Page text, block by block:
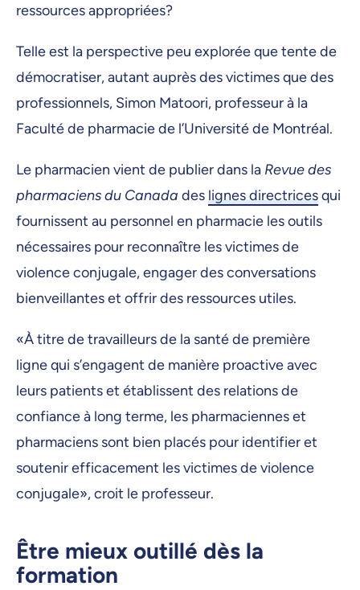
ressources appropriées?
Telle est la perspective peu explorée que tente de
démocratiser, autant auprès des victimes que des
professionnels, Simon Matoori, professeur à la
Faculté de pharmacie de l’Université de Montréal.
Le pharmacien vient de publier dans la Revue des
pharmaciens du Canada des lignes directricesqui
fournissent au personnel en pharmacie les outils
nécessaires pour reconnaître les victimes de
violence conjugale, engager des conversations
bienveillantes et offrir des ressources utiles.
«À titre de travailleurs de la santé de première
ligne qui s’engagent de manière proactive avec
leurs patients et établissent des relations de
confiance à long terme, les pharmaciennes et
pharmaciens sont bien placés pour identifier et
soutenir efficacement les victimes de violence
conjugale», croit le professeur.
Être mieux outillé dès la
formation